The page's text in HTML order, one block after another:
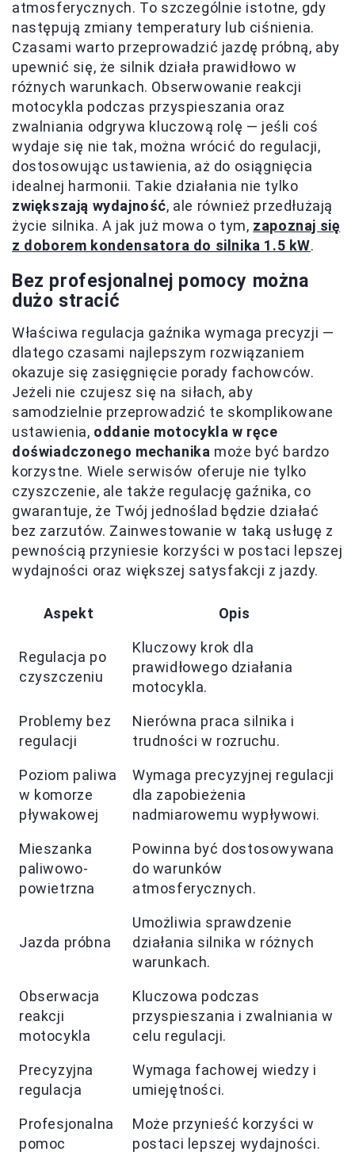
atmosferycznych. To szczególnie istotne, gdy
następują zmiany temperatury lub ciśnienia.
Czasami warto przeprowadzić jazdę próbną, aby
upewnić się, że silnik działa prawidłowo w
różnych warunkach. Obserwowanie reakcji
motocykla podczas przyspieszania oraz
zwalniania odgrywa kluczową rolę — jeśli coś
wydaje się nie tak, można wrócić do regulacji,
dostosowując ustawienia, aż do osiągnięcia
idealnej harmonii. Takie działania nie tylko
zwiększają wydajność, ale również przedłużają
życie silnika. A jak już mowa o tym, zapoznaj się
z doborem kondensatora do silnika 1.5 kW.
Bez profesjonalnej pomocy można
dużo stracić
Właściwa regulacja gaźnika wymaga precyzji —
dlatego czasami najlepszym rozwiązaniem
okazuje się zasięgnięcie porady fachowców.
Jeżeli nie czujesz się na siłach, aby
samodzielnie przeprowadzić te skomplikowane
ustawienia, oddanie motocykla w ręce
doświadczonego mechanika może być bardzo
korzystne. Wiele serwisów oferuje nie tylko
czyszczenie, ale także regulację gaźnika, co
gwarantuje, że Twój jednoślad będzie działać
bez zarzutów. Zainwestowanie w taką usługę z
pewnością przyniesie korzyści w postaci lepszej
wydajności oraz większej satysfakcji z jazdy.
Aspekt Opis
Regulacja po
czyszczeniu
Kluczowy krok dla
prawidłowego działania
motocykla.
Problemy bez
regulacji
Nierówna praca silnika i
trudności w rozruchu.
Poziom paliwa
w komorze
pływakowej
Wymaga precyzyjnej regulacji
dla zapobieżenia
nadmiarowemu wypływowi.
Mieszanka
paliwowo-
powietrzna
Powinna być dostosowywana
do warunków
atmosferycznych.
Jazda próbna
Umożliwia sprawdzenie
działania silnika w różnych
warunkach.
Obserwacja
reakcji
motocykla
Kluczowa podczas
przyspieszania i zwalniania w
celu regulacji.
Precyzyjna
regulacja
Wymaga fachowej wiedzy i
umiejętności.
Profesjonalna
pomoc
Może przynieść korzyści w
postaci lepszej wydajności.